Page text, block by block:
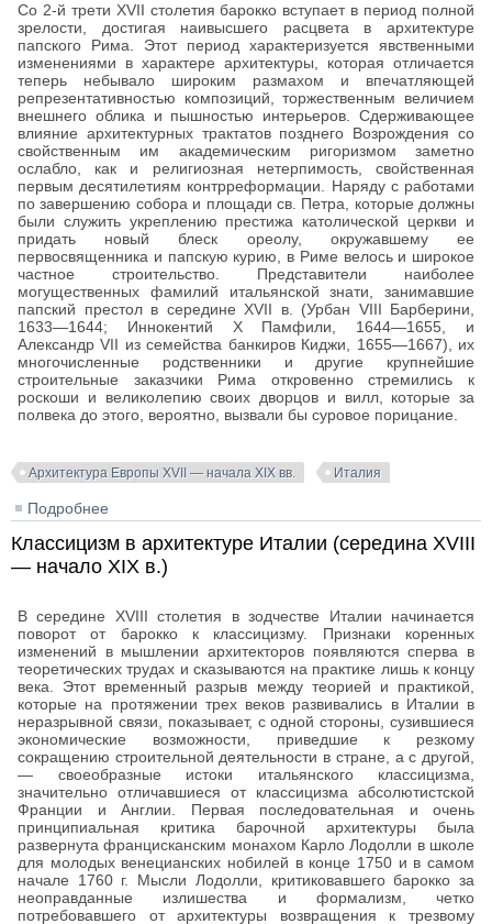
Со 2-й трети XVII столетия барокко вступает в период полной
зрелости, достигая наивысшего расцвета в архитектуре
папского Рима. Этот период характеризуется явственными
изменениями в характере архитектуры, которая отличается
теперь небывало широким размахом и впечатляющей
репрезентативностью композиций, торжественным величием
внешнего облика и пышностью интерьеров. Сдерживающее
влияние архитектурных трактатов позднего Возрождения со
свойственным им академическим ригоризмом заметно
ослабло, как и религиозная нетерпимость, свойственная
первым десятилетиям контрреформации. Наряду с работами
по завершению собора и площади св. Петра, которые должны
были служить укреплению престижа католической церкви и
придать новый блеск ореолу, окружавшему ее
первосвященника и папскую курию, в Риме велось и широкое
частное строительство. Представители наиболее
могущественных фамилий итальянской знати, занимавшие
папский престол в середине XVII в. (Урбан VIII Барберини,
1633—1644; Иннокентий X Памфили, 1644—1655, и
Александр VII из семейства банкиров Киджи, 1655—1667), их
многочисленные родственники и другие крупнейшие
строительные заказчики Рима откровенно стремились к
роскоши и великолепию своих дворцов и вилл, которые за
полвека до этого, вероятно, вызвали бы суровое порицание.
Архитектура Европы XVII — начала XIX вв. Италия
Подробнее
Классицизм в архитектуре Италии (середина XVIII
— начало XIX в.)
В середине XVIII столетия в зодчестве Италии начинается
поворот от барокко к классицизму. Признаки коренных
изменений в мышлении архитекторов появляются сперва в
теоретических трудах и сказываются на практике лишь к концу
века. Этот временный разрыв между теорией и практикой,
которые на протяжении трех веков развивались в Италии в
неразрывной связи, показывает, с одной стороны, сузившиеся
экономические возможности, приведшие к резкому
сокращению строительной деятельности в стране, а с другой,
— своеобразные истоки итальянского классицизма,
значительно отличавшиеся от классицизма абсолютистской
Франции и Англии. Первая последовательная и очень
принципиальная критика барочной архитектуры была
развернута францисканским монахом Карло Лодолли в школе
для молодых венецианских нобилей в конце 1750 и в самом
начале 1760 г. Мысли Лодолли, критиковавшего барокко за
неоправданные излишества и формализм, четко
потребовавшего от архитектуры возвращения к трезвому